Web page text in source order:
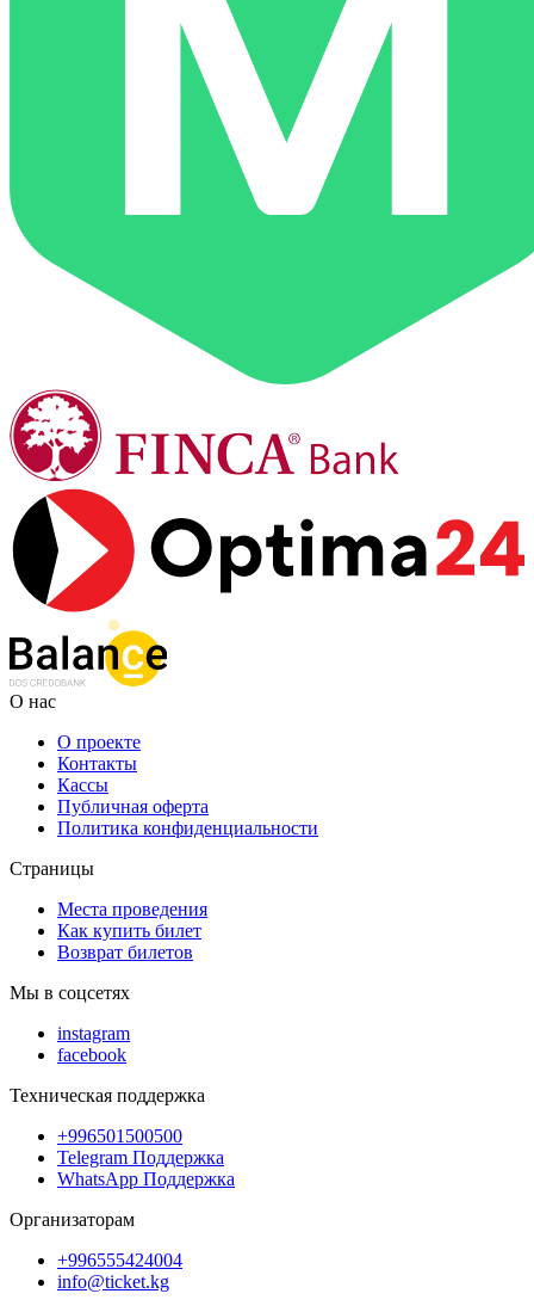
О нас
О проекте
Контакты
Кассы
Публичная оферта
Политика конфиденциальности
Страницы
Места проведения
Как купить билет
Возврат билетов
Мы в соцсетях
instagram
facebook
Техническая поддержка
+996501500500
Telegram Поддержка
WhatsApp Поддержка
Организаторам
+996555424004
info@ticket.kg